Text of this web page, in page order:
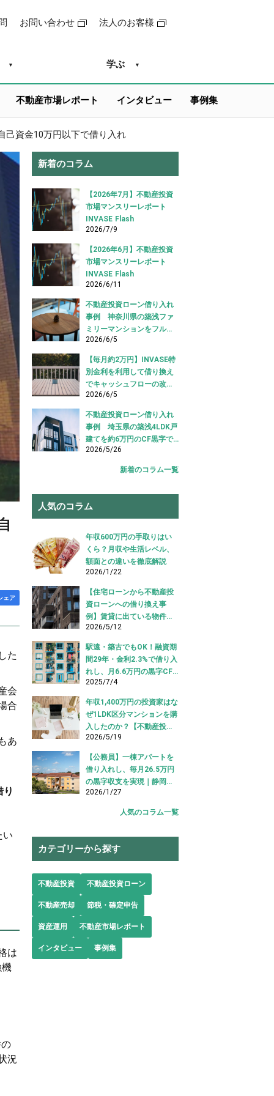
お問い合わせ 法人のお客様
学ぶ
不動産市場レポート インタビュー 事例集
資金10万円以下で借り入れ
ェア
た
会
合
あ
い
は
況
新着のコラム
【2026年7月】不動産投資
市場マンスリーレポート
INVASE Flash
2026/7/9
【2026年6月】不動産投資
市場マンスリーレポート
INVASE Flash
2026/6/11
不動産投資ローン借り入れ
事例 神奈川県の築浅ファ
ミリーマンションをフルロ
ーンで借り入れ成功【不動
産投資ローン借り入れ事
例】
2026/6/5
【毎月約2万円】INVASE特
別金利を利用して借り換え
でキャッシュフローの改善
に成功！｜東京都江東区
【不動産投資ローン 借り換
え事例】
2026/6/5
不動産投資ローン借り入れ
事例 埼玉県の築浅4LDK戸
建てを約6万円のCF黒字で
借り入れ成功【不動産投資
ローン 借り入れ事例】
2026/5/26
新着のコラム一覧
人気のコラム
年収600万円の手取りはい
くら？月収や生活レベル、
額面との違いを徹底解説
2026/1/22
【住宅ローンから不動産投
資ローンへの借り換え事
例】賃貸に出ている物件を
適切な投資ローンへ切り替
え！
2026/5/12
駅遠・築古でもOK！融資期
間29年・金利2.3%で借り入
れし、月6.6万円の黒字CF
を実現【不動産投資ロー
ン】
2025/7/4
年収1,400万円の投資家はな
ぜ1LDK区分マンションを購
入したのか？【不動産投資
購入事例】
2026/5/19
【公務員】一棟アパートを
借り入れし、毎月26.5万円
の黒字収支を実現｜静岡県
【アパートローン 借り入れ
2026/1/27
人気のコラム一覧
カテゴリーから探す
不動産投資 不動産投資ローン
不動産売却 節税・確定申告
資産運用 不動産市場レポート
インタビュー 事例集